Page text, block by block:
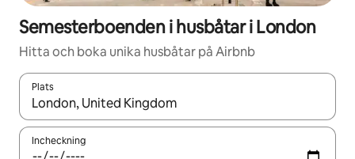
Semesterboenden i husbåtar i London
Hitta och boka unika husbåtar på Airbnb
Plats
När resultaten är tillgängliga kan du navigera med upp- och
Incheckning